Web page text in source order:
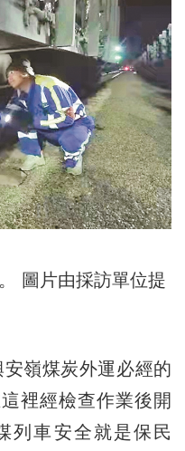
圖片由採訪單位提
嶺煤炭外運必經的
裡經檢查作業後開
列車安全就是保民